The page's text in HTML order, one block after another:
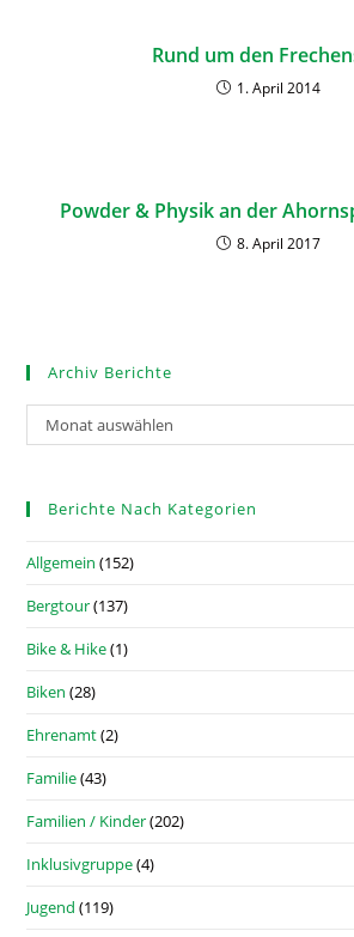
Rund um den
1. April 2014
Powder & Physik an der
8. April 2017
Archiv Berichte
Monat auswählen
Berichte Nach Kategorien
Allgemein (152)
Bergtour(137)
Bike & Hike(1)
Biken (28)
Ehrenamt(2)
Familie(43)
Familien / Kinder(202)
Inklusivgruppe(4)
Jugend (119)